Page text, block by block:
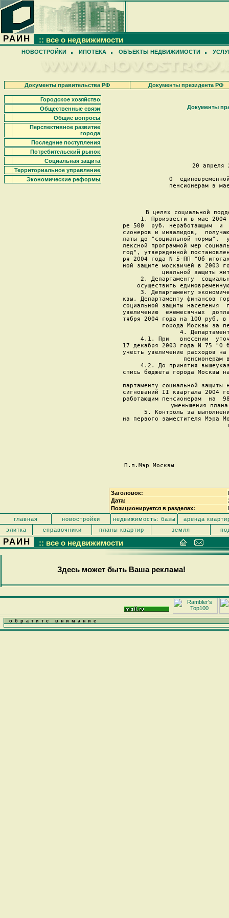
РАИН :: все о недвижимости
НОВОСТРОЙКИ ИПОТЕКА ОБЪЕКТЫ НЕДВИЖИМОСТИ
Документы правительства РФ Документы президента РФ
Городское хозяйство
Общественные связи
Общие вопросы
Перспективное развитие
города
Последние поступления
Потребительский рынок
Социальная защита
Территориальное управление
Экономические реформы
Документы
20
О
В целях социальной
1. Произвести в мае
ре 500  руб. неработающим  и
сионеров и инвалидов,
латы до "социальной нормы",
лексной программой мер
год", утвержденной
ря 2004 года N 5-ПП "Об
ной защите москвичей в 2003
циальной защиты
2. Департаменту
осуществить
3. Департаменту
квы, Департаменту финансов
социальной защиты населения
увеличению  ежемесячных
тября 2004 года на 1ОО руб. в
города Москвы за
4.
4.1. При   внесении
17 декабря 2003 года N 75 "О
учесть увеличение расходов
4.2. До принятия
спись бюджета города Москвы
партаменту социальной
сигнований II квартала 2004
работающим пенсионерам  на
уменьшения
5. Контроль за
на первого заместителя Мэра
П.п.Мэр Москвы
Заголовок:
Дата:
Позиционируется в разделах:
главная
новостройки недвижимость: базы
аренда
элитка
справочники планы квартир земля
РАИН :: все о недвижимости
Здесь может быть Ваша реклама!
обратите внимание